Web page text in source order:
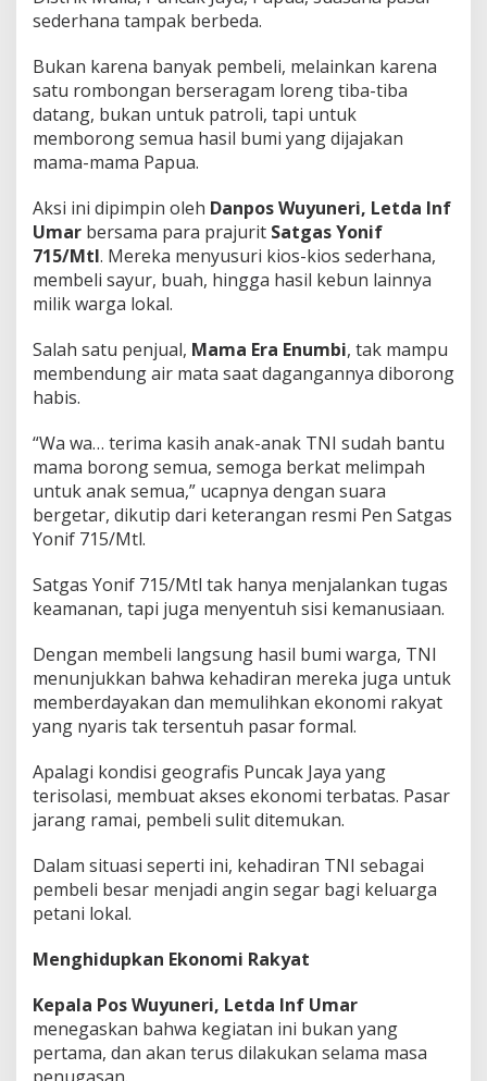
sederhana tampak berbeda.
Bukan karena banyak pembeli, melainkan karena
satu rombongan berseragam loreng tiba-tiba
datang, bukan untuk patroli, tapi untuk
memborong semua hasil bumi yang dijajakan
mama-mama Papua.
Aksi ini dipimpin oleh Danpos Wuyuneri, Letda Inf
Umar bersama para prajurit Satgas Yonif
715/Mtl. Mereka menyusuri kios-kios sederhana,
membeli sayur, buah, hingga hasil kebun lainnya
milik warga lokal.
Salah satu penjual, Mama Era Enumbi, tak mampu
membendung air mata saat dagangannya diborong
habis.
“Wa wa… terima kasih anak-anak TNI sudah bantu
mama borong semua, semoga berkat melimpah
untuk anak semua,” ucapnya dengan suara
bergetar, dikutip dari keterangan resmi Pen Satgas
Yonif 715/Mtl.
Satgas Yonif 715/Mtl tak hanya menjalankan tugas
keamanan, tapi juga menyentuh sisi kemanusiaan.
Dengan membeli langsung hasil bumi warga, TNI
menunjukkan bahwa kehadiran mereka juga untuk
memberdayakan dan memulihkan ekonomi rakyat
yang nyaris tak tersentuh pasar formal.
Apalagi kondisi geografis Puncak Jaya yang
terisolasi, membuat akses ekonomi terbatas. Pasar
jarang ramai, pembeli sulit ditemukan.
Dalam situasi seperti ini, kehadiran TNI sebagai
pembeli besar menjadi angin segar bagi keluarga
petani lokal.
Menghidupkan Ekonomi Rakyat
Kepala Pos Wuyuneri, Letda Inf Umar
menegaskan bahwa kegiatan ini bukan yang
pertama, dan akan terus dilakukan selama masa